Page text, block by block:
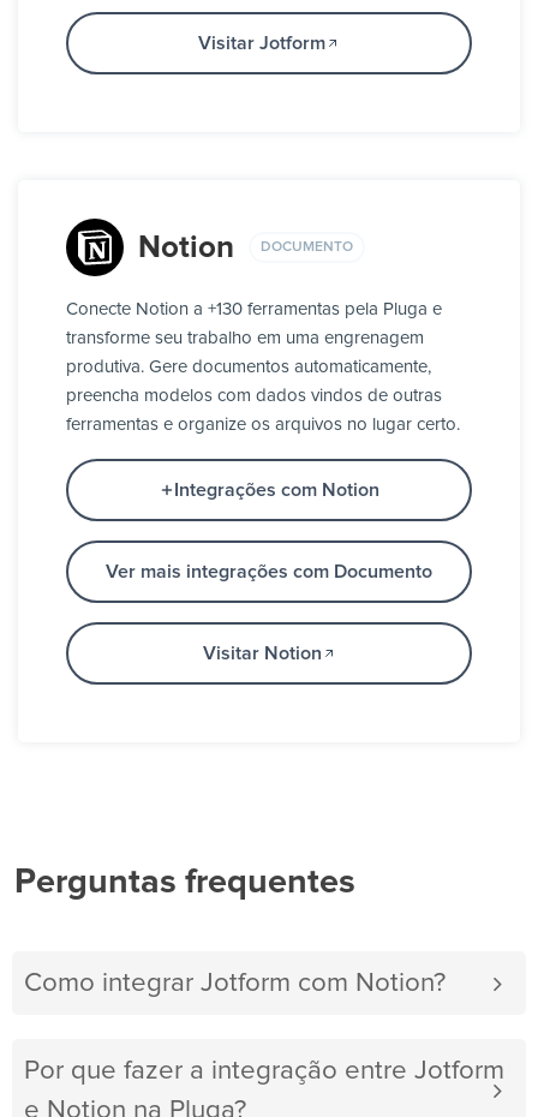
Visitar Jotform
Notion DOCUMENTO
Conecte Notion a +130 ferramentas pela Pluga e
transforme seu trabalho em uma engrenagem
produtiva. Gere documentos automaticamente,
preencha modelos com dados vindos de outras
ferramentas e organize os arquivos no lugar certo.
Integrações com Notion
Ver mais integrações com Documento
Visitar Notion
Perguntas frequentes
Como integrar Jotform com Notion?
Por que fazer a integração entre Jotform
e Notion na Pluga?